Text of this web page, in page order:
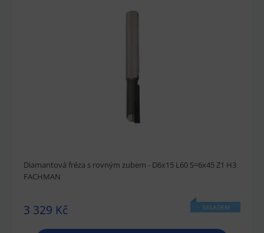
Diamantová fréza s rovným zubem - D6x15 L60 S=6x45 Z1 H3
FACHMAN
3 329 Kč SKLADEM